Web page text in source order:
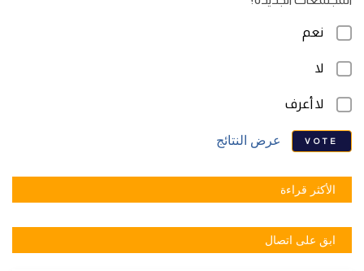
نعم
لا
لا أعرف
VOTE عرض النتائج
الأكثر قراءة
ابق على اتصال